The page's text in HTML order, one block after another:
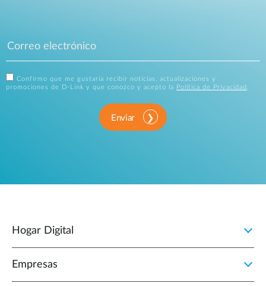
Confirmo que me gustaría recibir noticias, actualizaciones y
promociones de D-Link y que conozco y acepto la
Política de Privacidad .
Enviar
Hogar Digital
Empresas